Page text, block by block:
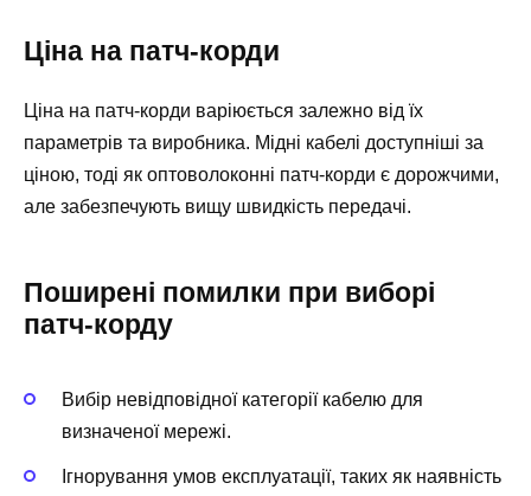
Ціна на патч-корди
Ціна на патч-корди варіюється залежно від їх
параметрів та виробника. Мідні кабелі доступніші за
ціною, тоді як оптоволоконні патч-корди є дорожчими,
але забезпечують вищу швидкість передачі.
Поширені помилки при виборі
патч-корду
Вибір невідповідної категорії кабелю для
визначеної мережі.
Ігнорування умов експлуатації, таких як наявність